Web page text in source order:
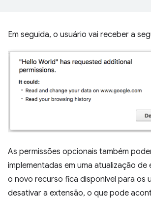
Em seguida, o usuário vai receber a
As permissões opcionais também
implementadas em uma atualização de
o novo recurso fica disponível para os
desativar a extensão, o que pode